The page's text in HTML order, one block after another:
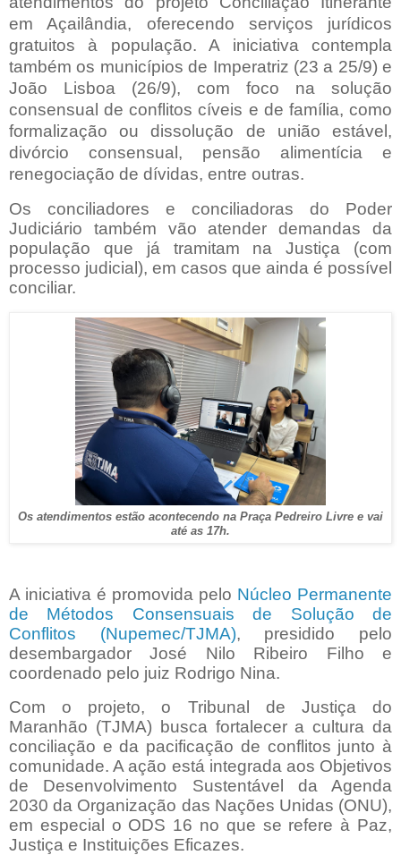
em Açailândia, oferecendo serviços jurídicos
gratuitos à população. A iniciativa contempla
também os municípios de Imperatriz (23 a 25/9) e
João Lisboa (26/9), com foco na solução
consensual de conflitos cíveis e de família, como
formalização ou dissolução de união estável,
divórcio consensual, pensão alimentícia e
renegociação de dívidas, entre outras.
Os conciliadores e conciliadoras do Poder
Judiciário também vão atender demandas da
população que já tramitam na Justiça (com
processo judicial), em casos que ainda é possível
conciliar.
Os atendimentos estão acontecendo na Praça Pedreiro Livre e vai
até as 17h.
A iniciativa é promovida pelo Núcleo Permanente
de Métodos Consensuais de Solução de
Conflitos (Nupemec/TJMA), presidido pelo
desembargador José Nilo Ribeiro Filho e
coordenado pelo juiz Rodrigo Nina.
Com o projeto, o Tribunal de Justiça do
Maranhão (TJMA) busca fortalecer a cultura da
conciliação e da pacificação de conflitos junto à
comunidade. A ação está integrada aos Objetivos
de Desenvolvimento Sustentável da Agenda
2030 da Organização das Nações Unidas (ONU),
em especial o ODS 16 no que se refere à Paz,
Justiça e Instituições Eficazes.